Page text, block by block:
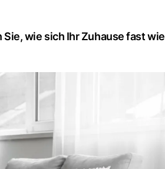
wie sich Ihr Zuhause fast wie